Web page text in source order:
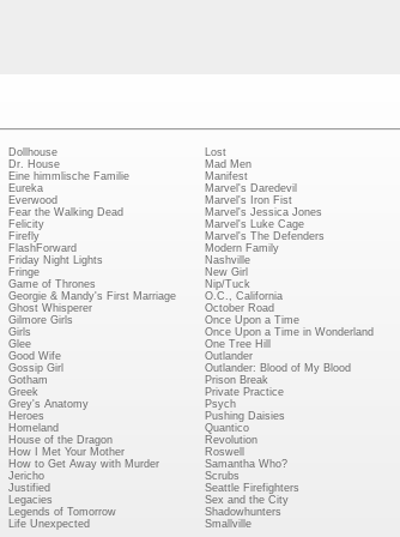
Dollhouse
Dr. House
Eine himmlische Familie
Eureka
Everwood
Fear the Walking Dead
Felicity
Firefly
FlashForward
Friday Night Lights
Fringe
Game of Thrones
Georgie & Mandy's First Marriage
Ghost Whisperer
Gilmore Girls
Girls
Glee
Good Wife
Gossip Girl
Gotham
Greek
Grey's Anatomy
Heroes
Homeland
House of the Dragon
How I Met Your Mother
How to Get Away with Murder
Jericho
Justified
Legacies
Legends of Tomorrow
Life Unexpected
Lost
Mad Men
Manifest
Marvel's Daredevil
Marvel's Iron Fist
Marvel's Jessica Jones
Marvel's Luke Cage
Marvel's The Defenders
Modern Family
Nashville
New Girl
Nip/Tuck
O.C., California
October Road
Once Upon a Time
Once Upon a Time in Wonderland
One Tree Hill
Outlander
Outlander: Blood of My Blood
Prison Break
Private Practice
Psych
Pushing Daisies
Quantico
Revolution
Roswell
Samantha Who?
Scrubs
Seattle Firefighters
Sex and the City
Shadowhunters
Smallville